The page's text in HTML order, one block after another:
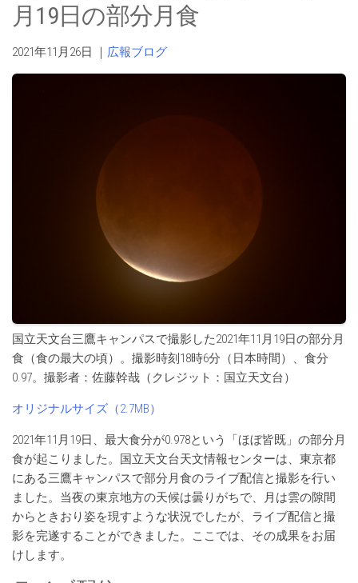
月19日の部分月食
2021年11月26日 ｜ 広報ブログ
国立天文台三鷹キャンパスで撮影した2021年11月19日の部分月
食（食の最大の頃）。撮影時刻18時6分（日本時間）、食分
0.97。撮影者：佐藤幹哉（クレジット：国立天文台）
オリジナルサイズ（2.7MB）
2021年11月19日、最大食分が0.978という「ほぼ皆既」の部分月
食が起こりました。国立天文台天文情報センターは、東京都
にある三鷹キャンパスで部分月食のライブ配信と撮影を行い
ました。当夜の東京地方の天候は曇りがちで、月は雲の隙間
からときおり姿を現すような状況でしたが、ライブ配信と撮
影を完遂することができました。ここでは、その成果をお届
けします。